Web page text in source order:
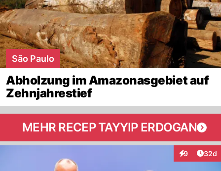
São Paulo
Abholzung im Amazonasgebiet auf
Zehnjahrestief
MEHR RECEP TAYYIP ERDOGAN
9
Interaktionen
32d